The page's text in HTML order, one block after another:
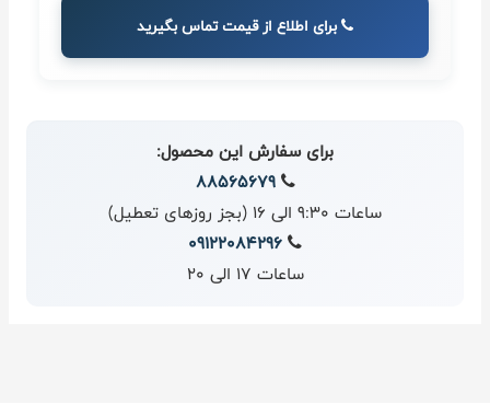
برای اطلاع از قیمت تماس بگیرید
برای سفارش این محصول:
88565679
ساعات 9:30 الی 16 (بجز روزهای تعطیل)
09122084296
ساعات 17 الی 20